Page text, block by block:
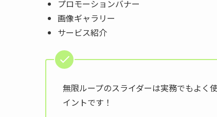
プロモーションバナー
画像ギャラリー
サービス紹介
無限ループのスライダーは実務でもよく
イントです！